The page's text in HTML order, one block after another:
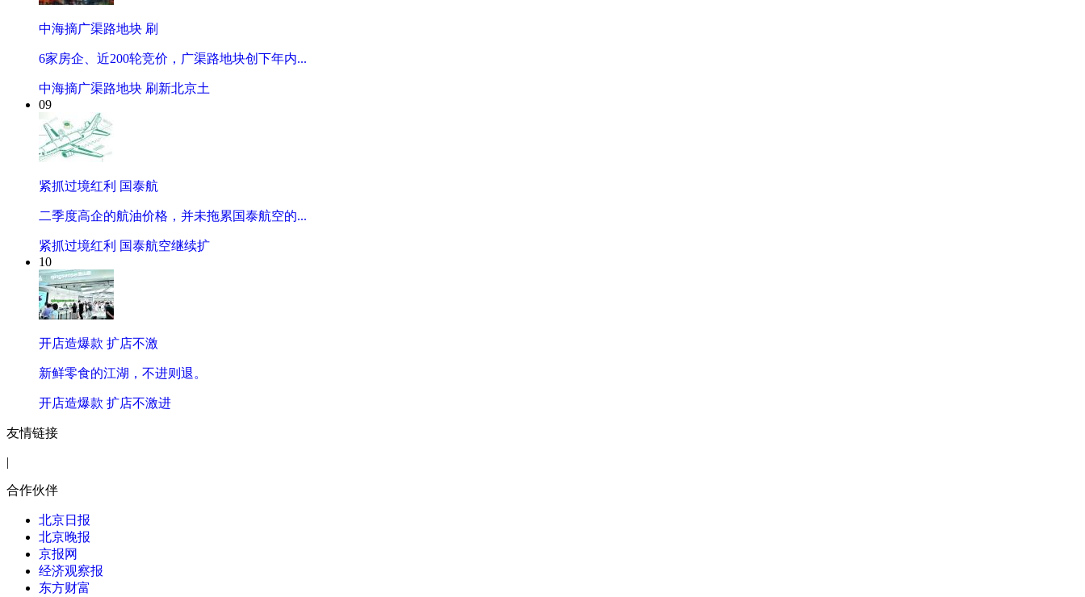
中海摘广渠路地块 刷
6家房企、近200轮竞价，广渠路地块创下年内...
中海摘广渠路地块 刷新北京土
09
紧抓过境红利 国泰航
二季度高企的航油价格，并未拖累国泰航空的...
紧抓过境红利 国泰航空继续扩
10
开店造爆款 扩店不激
新鲜零食的江湖，不进则退。
开店造爆款 扩店不激进
友情链接
|
合作伙伴
北京日报
北京晚报
京报网
经济观察报
东方财富